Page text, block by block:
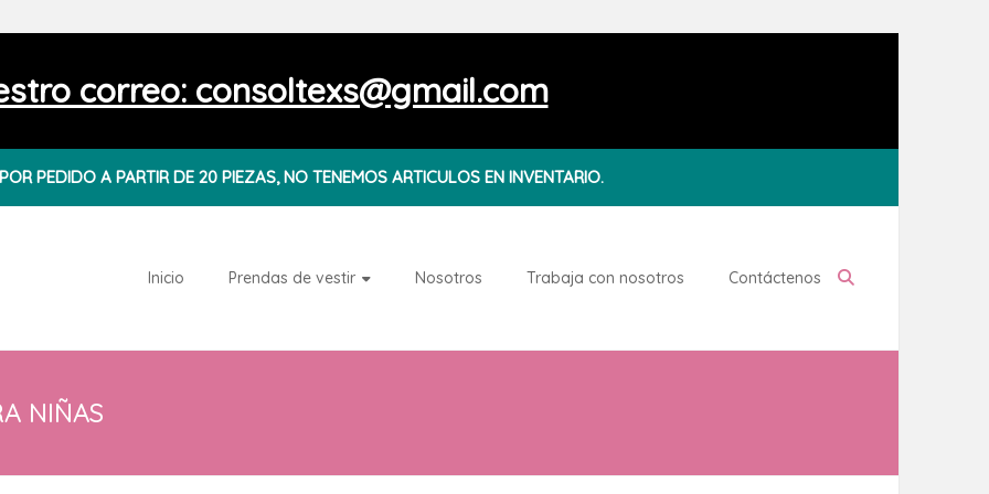
correo: consoltexs@gmail.com
PEDIDO A PARTIR DE 20 PIEZAS, NO TENEMOS ARTICULOS EN INVENTARIO.
Inicio Prendas de vestir Nosotros Trabaja con nosotros Contáctenos
NIÑAS